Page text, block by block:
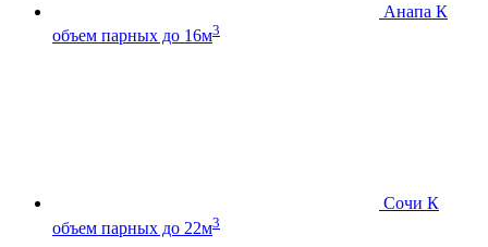
Анапа К
объем парных до 16м3
Сочи К
объем парных до 22м3